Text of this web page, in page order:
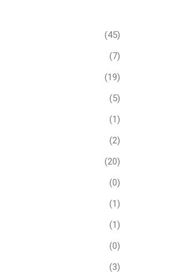
(45)
(7)
(19)
(5)
(1)
(2)
(20)
(0)
(1)
(1)
(0)
(3)